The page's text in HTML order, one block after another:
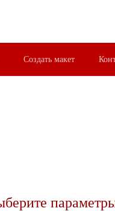
Создать макет